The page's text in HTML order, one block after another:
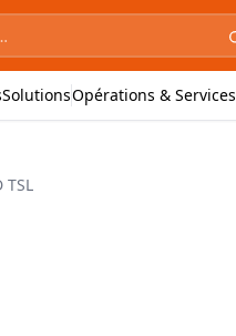
SolutionsOpérations & Services